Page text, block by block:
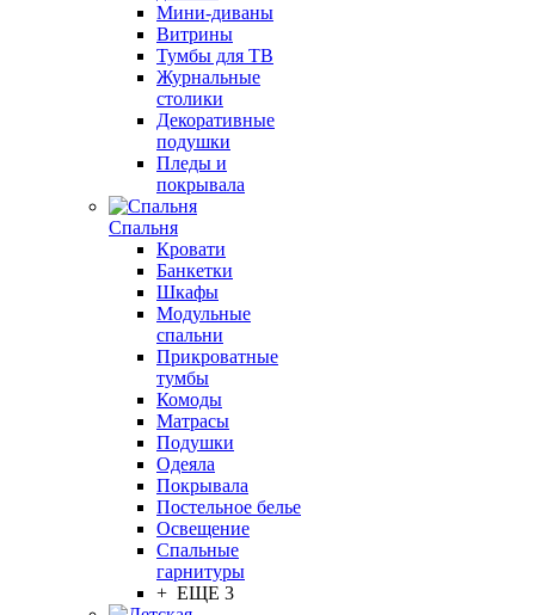
Мини-диваны
Витрины
Тумбы для ТВ
Журнальные
столики
Декоративные
подушки
Пледы и
покрывала
Спальня
Кровати
Банкетки
Шкафы
Модульные
спальни
Прикроватные
тумбы
Комоды
Матрасы
Подушки
Одеяла
Покрывала
Постельное белье
Освещение
Спальные
гарнитуры
+ ЕЩЕ 3